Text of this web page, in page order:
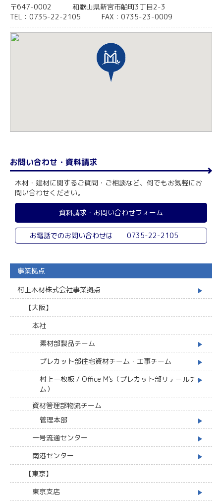
〒647-0002
和歌山県新宮市船町3丁目2-3
TEL：0735-22-2105
FAX：0735-23-0009
お問い合わせ・資料請求
木材・建材に関するご質問・ご相談など、何でもお気軽にお
問い合わせください。
資料請求・お問い合わせフォーム
お電話でのお問い合わせは 0735-22-2105
事業拠点
村上木材株式会社事業拠点
【大阪】
本社
素材部製品チーム
プレカット部住宅資材チーム・工事チーム
村上一枚板 / Office M's（プレカット部リテールチー
ム）
資材管理部物流チーム
管理本部
一号流通センター
南港センター
【東京】
東京支店